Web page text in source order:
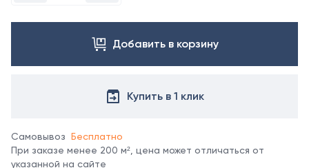
цвета
в
цветов
отображение
цвета
Добавить в корзину
Купить в 1 клик
Самовывоз Бесплатно
При заказе менее 200 м², цена может отличаться от
указанной на сайте